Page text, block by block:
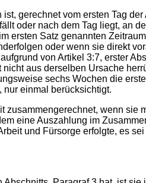
vom ersten Tag der
oder nach dem Tag liegt, an
ersten Satz genannten
oder wenn sie direkt
von Artikel 3:7, erster
aus derselben Ursache
sechs Wochen die
einmal berücksichtigt.
wenn sie
eine Auszahlung im
und Fürsorge erfolgte, es